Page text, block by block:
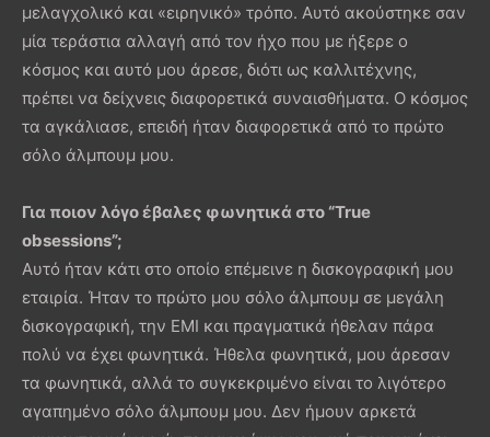
μελαγχολικό και «ειρηνικό» τρόπο. Αυτό ακούστηκε σαν
μία τεράστια αλλαγή από τον ήχο που με ήξερε ο
κόσμος και αυτό μου άρεσε, διότι ως καλλιτέχνης,
πρέπει να δείχνεις διαφορετικά συναισθήματα. Ο κόσμος
τα αγκάλιασε, επειδή ήταν διαφορετικά από το πρώτο
σόλο άλμπουμ μου.
Για ποιον λόγο έβαλες φωνητικά στο “True
obsessions”;
Αυτό ήταν κάτι στο οποίο επέμεινε η δισκογραφική μου
εταιρία. Ήταν το πρώτο μου σόλο άλμπουμ σε μεγάλη
δισκογραφική, την EMI και πραγματικά ήθελαν πάρα
πολύ να έχει φωνητικά. Ήθελα φωνητικά, μου άρεσαν
τα φωνητικά, αλλά το συγκεκριμένο είναι το λιγότερο
αγαπημένο σόλο άλμπουμ μου. Δεν ήμουν αρκετά